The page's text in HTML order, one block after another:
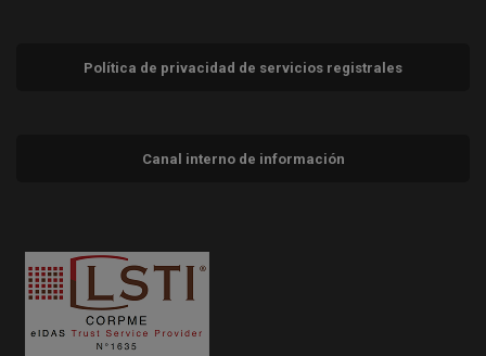
Política de privacidad de servicios registrales
Canal interno de información